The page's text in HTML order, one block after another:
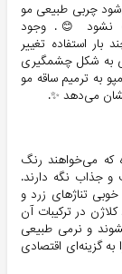
چربی طبیعی مو
نشود 😊. وجود
استفاده تغییر
به شکل چشمگیری
به ترمیم ساقه مو
می‌دهد ✨.
می‌خواهند رنگ
و جذاب نگه دارند.
تناژهای زرد و
در ترکیبات آن
و نرمی طبیعی
نیز آن را به گزینه‌ای اقتصادی